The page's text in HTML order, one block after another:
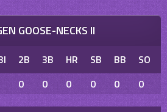
GOOSE-NECKS II
2B 3B HR SB BB SO
0 0 0 0 0 0